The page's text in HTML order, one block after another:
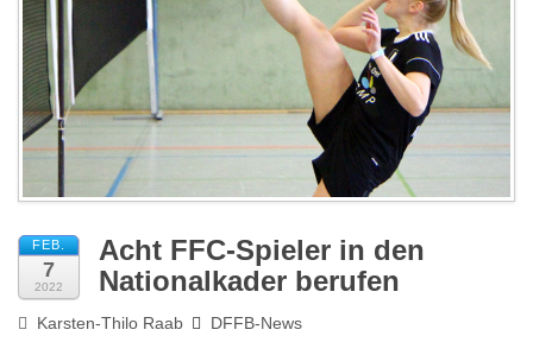
Impressum
FEB.
7
2022
Acht FFC-Spieler in den
Nationalkader berufen
Karsten-Thilo Raab DFFB-News